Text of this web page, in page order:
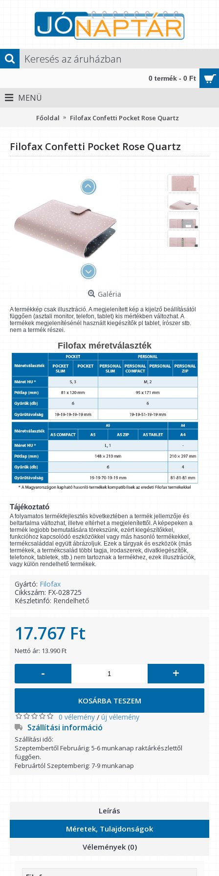
0 termék - 0 Ft
MENÜ
Főoldal Filofax Confetti Pocket Rose Quartz
Filofax Confetti Pocket Rose Quartz
Galéria
A termékkép csak illusztráció. A megjelenített kép a kijelző beállításától
függően (asztali monitor, telefon, tablet) kis mértékben változhat. A
termékek megjelenítésénél használt kiegészítők pl tablet, írószer stb.
nem a termék részei.
Filofax méretválaszték
Tájékoztató
A folyamatos termékfejlesztés következtében a termék jellemzője és
beltartalma változhat, illetve eltérhet a megjelenítettől. A képepeken a
termék legjobb bemutatására törekszünk, ezért kiegészítőkkel,
funkcióhoz kapcsolódó eszközökkel vagy más hasonló termékekkel,
termékcsaláddal együtt ábrázoljuk. Ezek a tárgyak és eszközök (más
termékek, a termékcsalád többi tagja, irodaszerek, divatkiegészítők,
telefonok, tabletek, stb.) nem tartoznak a termékhez, ezek illusztrációk,
vagy külön rendelhető termékek.
Gyártó: Filofax
Cikkszám: FX-028725
Készletinfó: Rendelhető
17.767 Ft
Nettó ár: 13.990 Ft
- +
KOSÁRBA TESZEM
0 vélemény / új vélemény
Szállítási információ
Szállítási idő:
Szeptembertől Februárig: 5-6 munkanap raktárkészlettől
függően.
Februártól Szeptemberig: 7-9 munkanap
Leírás
Méretek, Tulajdonságok
Vélemények (0)